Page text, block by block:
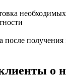
получения
о